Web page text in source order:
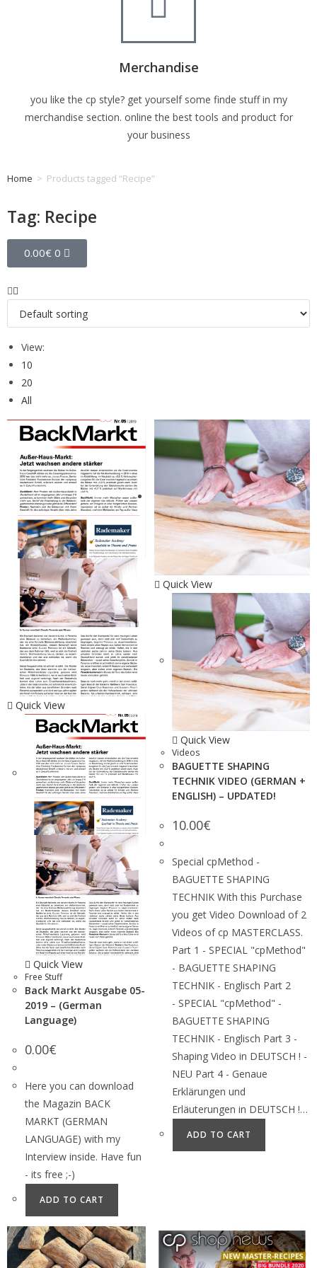
Merchandise
you like the cp style? get yourself some finde stuff in my
merchandise section. online the best tools and product for
your business
Home > Products tagged “Recipe”
Tag: Recipe
0.00€ 0
View:
10
20
All
Quick View
Quick View
Free Stuff
Back Markt Ausgabe 05-
2019 – (German
Language)
0.00€
Here you can download
the Magazin BACK
MARKT (GERMAN
LANGUAGE) with my
Interview inside. Have fun
- its free ;-)
ADD TO CART
Quick View
Quick View
Videos
BAGUETTE SHAPING
TECHNIK VIDEO (GERMAN +
ENGLISH) – UPDATED!
10.00€
Special cpMethod -
BAGUETTE SHAPING
TECHNIK With this Purchase
you get Video Download of 2
Videos of cp MASTERCLASS.
Part 1 - SPECIAL "cpMethod"
- BAGUETTE SHAPING
TECHNIK - Englisch Part 2
- SPECIAL "cpMethod" -
BAGUETTE SHAPING
TECHNIK - Englisch Part 3 -
Shaping Video in DEUTSCH ! -
NEU Part 4 - Genaue
Erklärungen und
Erläuterungen in DEUTSCH !…
ADD TO CART